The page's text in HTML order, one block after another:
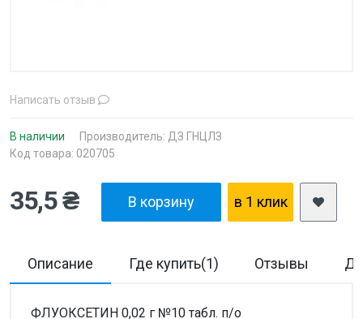
Написать отзыв
В наличии Производитель: ДЗ ГНЦЛЗ
Код товара: 020705
35,5 ₴ В корзину в 1 клик
Описание Где купить(1) Отзывы
ФЛУОКСЕТИН 0,02 г №10 табл. п/о